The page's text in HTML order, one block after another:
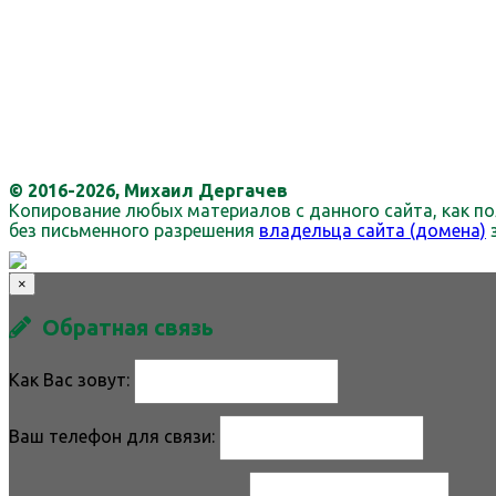
© 2016-2026, Михаил Дергачев
Копирование любых материалов с данного сайта, как
без письменного разрешения владельца сайта (домена)
×
Обратная связь
Как Вас зовут:
Ваш телефон для связи: